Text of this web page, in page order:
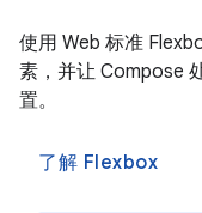
使用 Web 标准
素，并让 Compose
置。
了解 Flexbox